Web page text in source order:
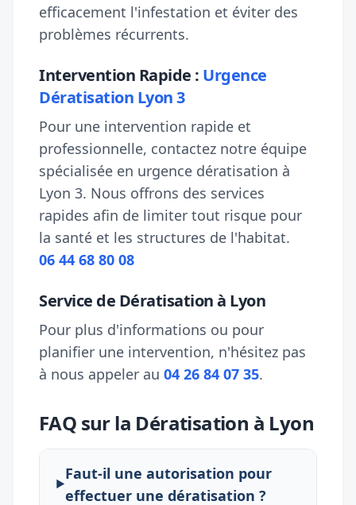
efficacement l'infestation et éviter des
problèmes récurrents.
Intervention Rapide : Urgence
Dératisation Lyon 3
Pour une intervention rapide et
professionnelle, contactez notre équipe
spécialisée en urgence dératisation à
Lyon 3. Nous offrons des services
rapides afin de limiter tout risque pour
la santé et les structures de l'habitat.
06 44 68 80 08
Service de Dératisation à Lyon
Pour plus d'informations ou pour
planifier une intervention, n'hésitez pas
à nous appeler au 04 26 84 07 35.
FAQ sur la Dératisation à Lyon
Faut-il une autorisation pour
effectuer une dératisation ?